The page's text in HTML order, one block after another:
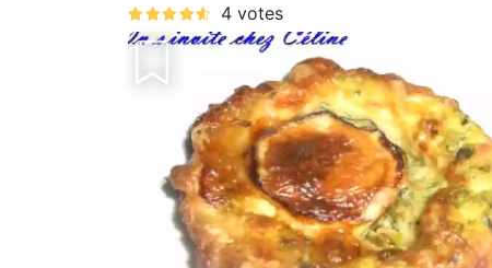
Précédent